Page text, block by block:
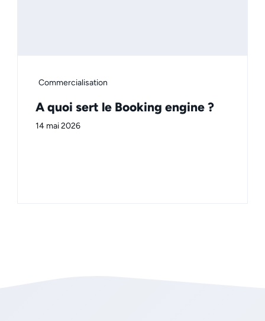
Commercialisation
A quoi sert le Booking engine ?
14 mai 2026